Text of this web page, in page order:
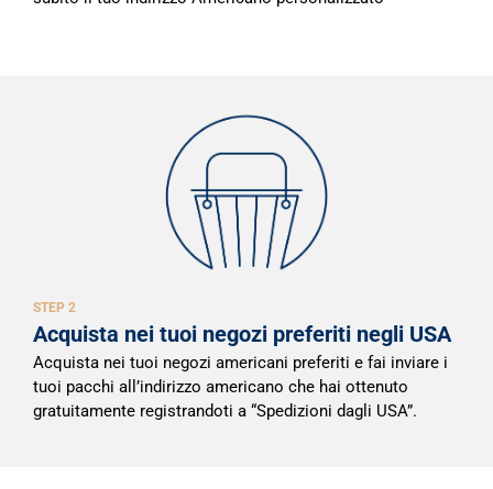
STEP 2
Acquista nei tuoi negozi preferiti negli USA
Acquista nei tuoi negozi americani preferiti e fai inviare i
tuoi pacchi all’indirizzo americano che hai ottenuto
gratuitamente registrandoti a “Spedizioni dagli USA”.